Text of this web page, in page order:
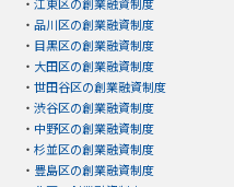
・ 品川区の創業融資制度
・ 目黒区の創業融資制度
・ 大田区の創業融資制度
・ 世田谷区の創業融資制度
・ 渋谷区の創業融資制度
・ 中野区の創業融資制度
・ 杉並区の創業融資制度
・ 豊島区の創業融資制度